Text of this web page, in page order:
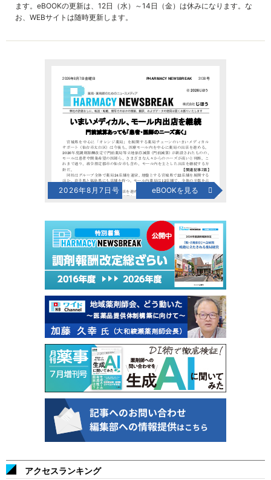
ます。eBOOKの更新は、12日（水）～14日（金）は休みになります。な
お、WEBサイトは随時更新します。
2026年8月7日号 eBOOKを見る
アクセスランキング